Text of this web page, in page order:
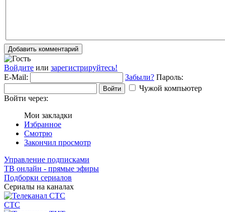
Добавить комментарий
Войдите или зарегистрируйтесь!
E-Mail:
Забыли? Пароль:
Войти
Чужой компьютер
Войти через:
Мои закладки
Избранное
Смотрю
Закончил просмотр
Управление подписками
ТВ онлайн - прямые эфиры
Подборки сериалов
Сериалы на каналах
СТС